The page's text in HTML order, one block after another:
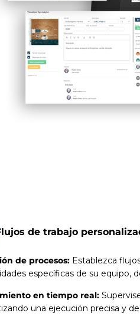
de trabajo
de procesos: Establezca
específicas de su equipo,
en tiempo real:
una ejecución precisa y